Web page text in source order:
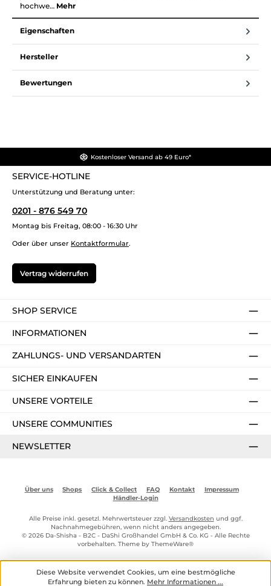
hochwe… Mehr
Eigenschaften
Hersteller
Bewertungen
Kostenloser Versand ab 49 Euro*
SERVICE-HOTLINE
Unterstützung und Beratung unter:
0201 - 876 549 70
Montag bis Freitag, 08:00 - 16:30 Uhr
Oder über unser Kontaktformular.
Vertrag widerrufen
SHOP SERVICE
INFORMATIONEN
ZAHLUNGS- UND VERSANDARTEN
SICHER EINKAUFEN
UNSERE VORTEILE
UNSERE COMMUNITIES
NEWSLETTER
Über uns Shops Click & Collect FAQ Kontakt
Impressum
Händler-Login
Alle Preise inkl. gesetzl. Mehrwertsteuer zzgl. Versandkosten und ggf.
Nachnahmegebühren, wenn nicht anders angegeben.
© 2026 Da-Shisha - B2C - DaShi Großhandel GmbH & Co. KG - Alle Rechte
vorbehalten. Theme by ThemeWare®
Diese Website verwendet Cookies, um eine bestmögliche
Erfahrung bieten zu können. Mehr Informationen ...